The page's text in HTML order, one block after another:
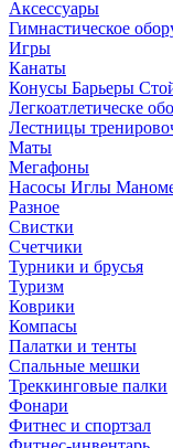
Аксессуары
Гимнастическое
Игры
Канаты
Конусы Барьеры
Легкоатлетическе
Лестницы
Маты
Мегафоны
Насосы Иглы
Разное
Свистки
Счетчики
Турники и брусья
Туризм
Коврики
Компасы
Палатки и тенты
Спальные мешки
Треккинговые палки
Фонари
Фитнес и спортзал